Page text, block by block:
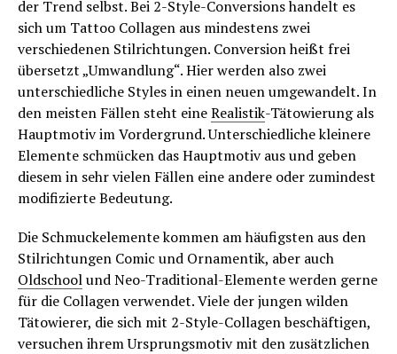
der Trend selbst. Bei 2-Style-Conversions handelt es
sich um Tattoo Collagen aus mindestens zwei
verschiedenen Stilrichtungen. Conversion heißt frei
übersetzt „Umwandlung“. Hier werden also zwei
unterschiedliche Styles in einen neuen umgewandelt. In
den meisten Fällen steht eineRealistik-Tätowierung als
Hauptmotiv im Vordergrund. Unterschiedliche kleinere
Elemente schmücken das Hauptmotiv aus und geben
diesem in sehr vielen Fällen eine andere oder zumindest
modifizierte Bedeutung.
Die Schmuckelemente kommen am häufigsten aus den
Stilrichtungen Comic und Ornamentik, aber auch
Oldschoolund Neo-Traditional-Elemente werden gerne
für die Collagen verwendet. Viele der jungen wilden
Tätowierer, die sich mit 2-Style-Collagen beschäftigen,
versuchen ihrem Ursprungsmotiv mit den zusätzlichen